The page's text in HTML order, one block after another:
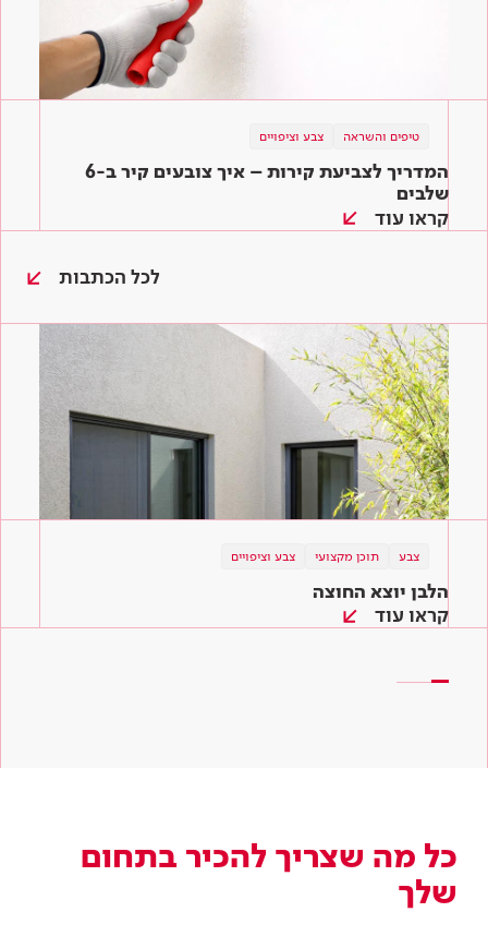
טיפים והשראה צבע וציפויים
המדריך לצביעת קירות – איך צובעים קיר ב-6
שלבים
קראו עוד
לכל הכתבות
צבע תוכן מקצועי צבע וציפויים
הלבן יוצא החוצה
קראו עוד
צבע צבע וציפויים
הכי חשוב לגוון! מניפת הצבעים לשירותכם
קראו עוד
טיפים והשראה צבע וציפויים
שלבים
כל מה שצריך להכיר בתחום
שלך